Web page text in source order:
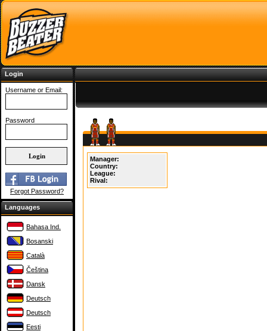
Login
Username or Email:
Password
Forgot Password?
Languages
Bahasa Ind.
Bosanski
Català
Čeština
Dansk
Deutsch
Deutsch
Eesti
Manager:
Country:
League:
Rival: